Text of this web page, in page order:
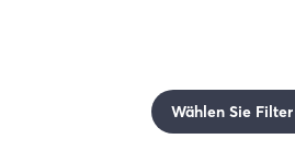
Wählen Sie Filter